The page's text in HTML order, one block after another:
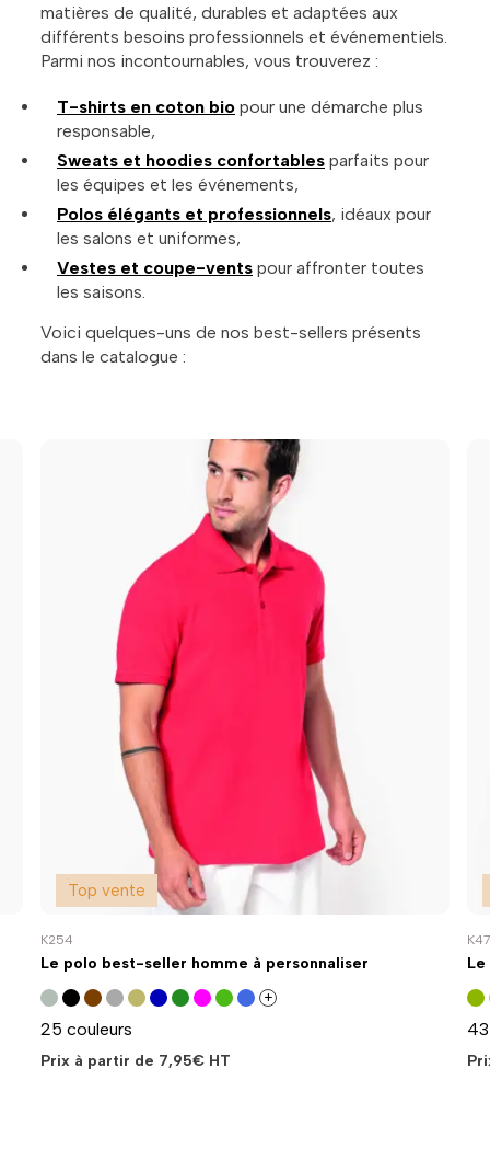
matières de qualité, durables et adaptées aux
différents besoins professionnels et événementiels.
Parmi nos incontournables, vous trouverez :
T-shirts en coton bio pour une démarche plus
responsable,
Sweats et hoodies confortables parfaits pour
les équipes et les événements,
Polos élégants et professionnels, idéaux pour
les salons et uniformes,
Vestes et coupe-vents pour affronter toutes
les saisons.
Voici quelques-uns de nos best-sellers présents
dans le catalogue :
Top vente
K474
Le sweat best-seller col rond à personnaliser
+
43 couleurs
Prix à partir de 10,94€HT